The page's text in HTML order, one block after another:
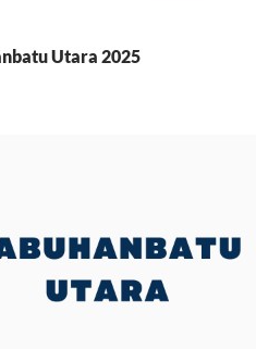
Utara 2025